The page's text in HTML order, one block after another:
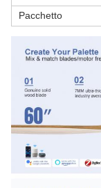
Pacchetto